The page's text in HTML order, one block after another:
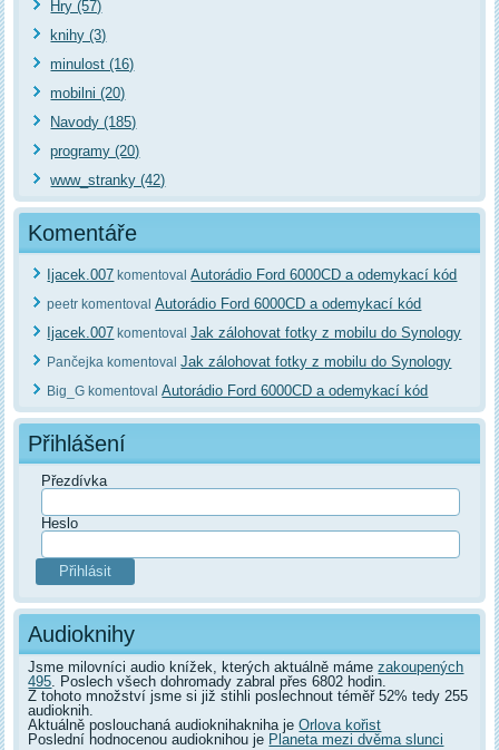
Hry (57)
knihy (3)
minulost (16)
mobilni (20)
Navody (185)
programy (20)
www_stranky (42)
Komentáře
Ijacek.007 komentovalAutorádio Ford 6000CD a odemykací kód
peetr komentovalAutorádio Ford 6000CD a odemykací kód
Ijacek.007 komentovalJak zálohovat fotky z mobilu do Synology
Pančejka komentovalJak zálohovat fotky z mobilu do Synology
Big_G komentovalAutorádio Ford 6000CD a odemykací kód
Přihlášení
Přezdívka
Heslo
Audioknihy
Jsme milovníci audio knížek, kterých aktuálně mámezakoupených
495. Poslech všech dohromady zabral přes 6802 hodin.
Z tohoto množství jsme si již stihli poslechnout téměř 52% tedy 255
audioknih.
Aktuálně poslouchaná audioknihakniha jeOrlova kořist
Poslední hodnocenou audioknihou je Planeta mezi dvěma slunci